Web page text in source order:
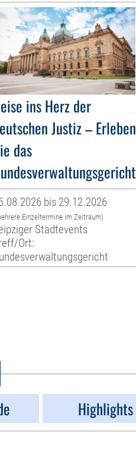
ins Herz der
Justiz – Erleben
das
bis 29.12.2026
Einzeltermine im Zeitraum)
Stadtevents
Ort:
Highlights